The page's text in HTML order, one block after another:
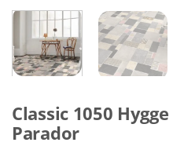
Classic 1050
Parador